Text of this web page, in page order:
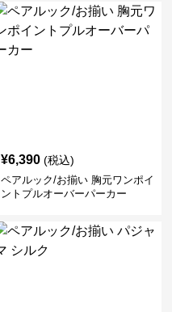
¥6,390 (税込)
ペアルック/お揃い 胸元ワンポイ
ントプルオーバーパーカー